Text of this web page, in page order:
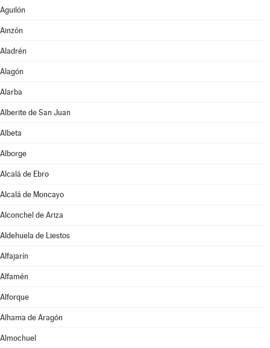
Aguilón
Ainzón
Aladrén
Alagón
Alarba
Alberite de San Juan
Albeta
Alborge
Alcalá de Ebro
Alcalá de Moncayo
Alconchel de Ariza
Aldehuela de Liestos
Alfajarín
Alfamén
Alforque
Alhama de Aragón
Almochuel